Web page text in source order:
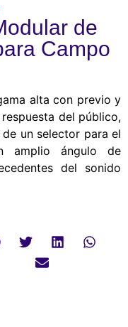
de
Campo
alta con previo y
del público,
un selector para el
amplio ángulo de
del sonido